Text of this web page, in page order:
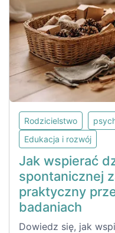
Rodzicielstwo
Edukacja i rozwój
Jak wspierać
spontanicznej
praktyczny
badaniach
Dowiedz się, jak